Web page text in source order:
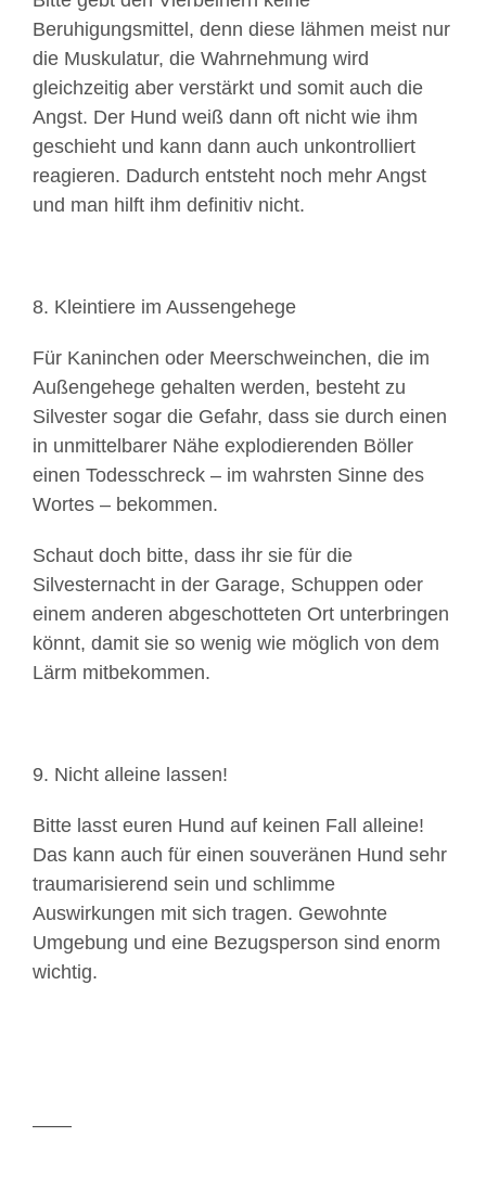
Beruhigungsmittel, denn diese lähmen meist nur
die Muskulatur, die Wahrnehmung wird
gleichzeitig aber verstärkt und somit auch die
Angst. Der Hund weiß dann oft nicht wie ihm
geschieht und kann dann auch unkontrolliert
reagieren. Dadurch entsteht noch mehr Angst
und man hilft ihm definitiv nicht.
8. Kleintiere im Aussengehege
Für Kaninchen oder Meerschweinchen, die im
Außengehege gehalten werden, besteht zu
Silvester sogar die Gefahr, dass sie durch einen
in unmittelbarer Nähe explodierenden Böller
einen Todesschreck – im wahrsten Sinne des
Wortes – bekommen.
Schaut doch bitte, dass ihr sie für die
Silvesternacht in der Garage, Schuppen oder
einem anderen abgeschotteten Ort unterbringen
könnt, damit sie so wenig wie möglich von dem
Lärm mitbekommen.
9. Nicht alleine lassen!
Bitte lasst euren Hund auf keinen Fall alleine!
Das kann auch für einen souveränen Hund sehr
traumarisierend sein und schlimme
Auswirkungen mit sich tragen. Gewohnte
Umgebung und eine Bezugsperson sind enorm
wichtig.
——